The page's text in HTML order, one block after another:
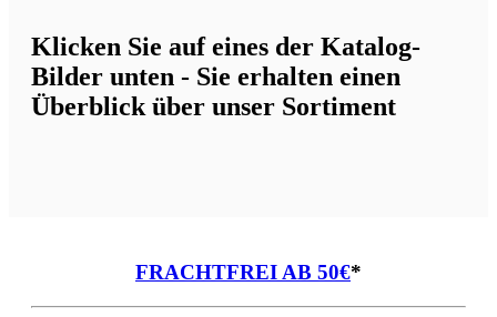
Klicken Sie auf eines der Katalog-
Bilder unten - Sie erhalten einen
Überblick über unser Sortiment
FRACHTFREI AB 50€*